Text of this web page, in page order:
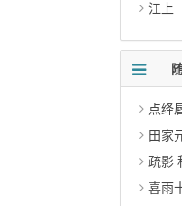
江上
点绛
田家
疏影
喜雨